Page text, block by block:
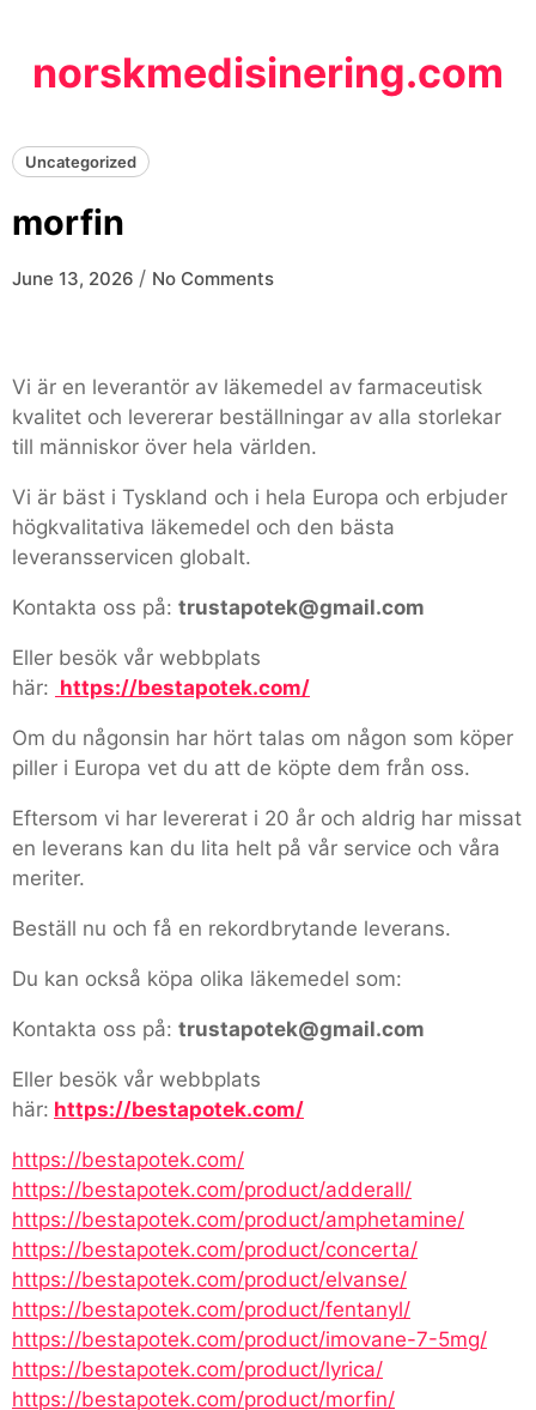
contentnorskmedisinering.com
Uncategorized
morfin
June 13, 2026 / No Comments
Vi är en leverantör av läkemedel av farmaceutisk
kvalitet och levererar beställningar av alla storlekar
till människor över hela världen.
Vi är bäst i Tyskland och i hela Europa och erbjuder
högkvalitativa läkemedel och den bästa
leveransservicen globalt.
Kontakta oss på: trustapotek@gmail.com
Eller besök vår webbplats
här: https://bestapotek.com/
Om du någonsin har hört talas om någon som köper
piller i Europa vet du att de köpte dem från oss.
Eftersom vi har levererat i 20 år och aldrig har missat
en leverans kan du lita helt på vår service och våra
meriter.
Beställ nu och få en rekordbrytande leverans.
Du kan också köpa olika läkemedel som:
Kontakta oss på: trustapotek@gmail.com
Eller besök vår webbplats
här: https://bestapotek.com/
https://bestapotek.com/
https://bestapotek.com/product/adderall/
https://bestapotek.com/product/amphetamine/
https://bestapotek.com/product/concerta/
https://bestapotek.com/product/elvanse/
https://bestapotek.com/product/fentanyl/
https://bestapotek.com/product/imovane-7-5mg/
https://bestapotek.com/product/lyrica/
https://bestapotek.com/product/morfin/